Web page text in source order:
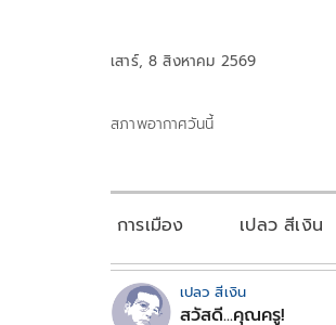
เสาร์, 8 สิงหาคม 2569
สภาพอากาศวันนี้
การเมือง เปลว สีเงิน
เปลว สีเงิน
สวัสดี...คุณครู!